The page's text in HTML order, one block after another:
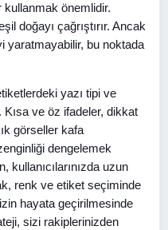
kullanmak önemlidir.
doğayı çağrıştırır. Ancak
yaratmayabilir, bu noktada
yazı tipi ve
ve öz ifadeler, dikkat
görseller kafa
dengelemek
uzun
renk ve etiket seçiminde
hayata geçirilmesinde
sizi rakiplerinizden